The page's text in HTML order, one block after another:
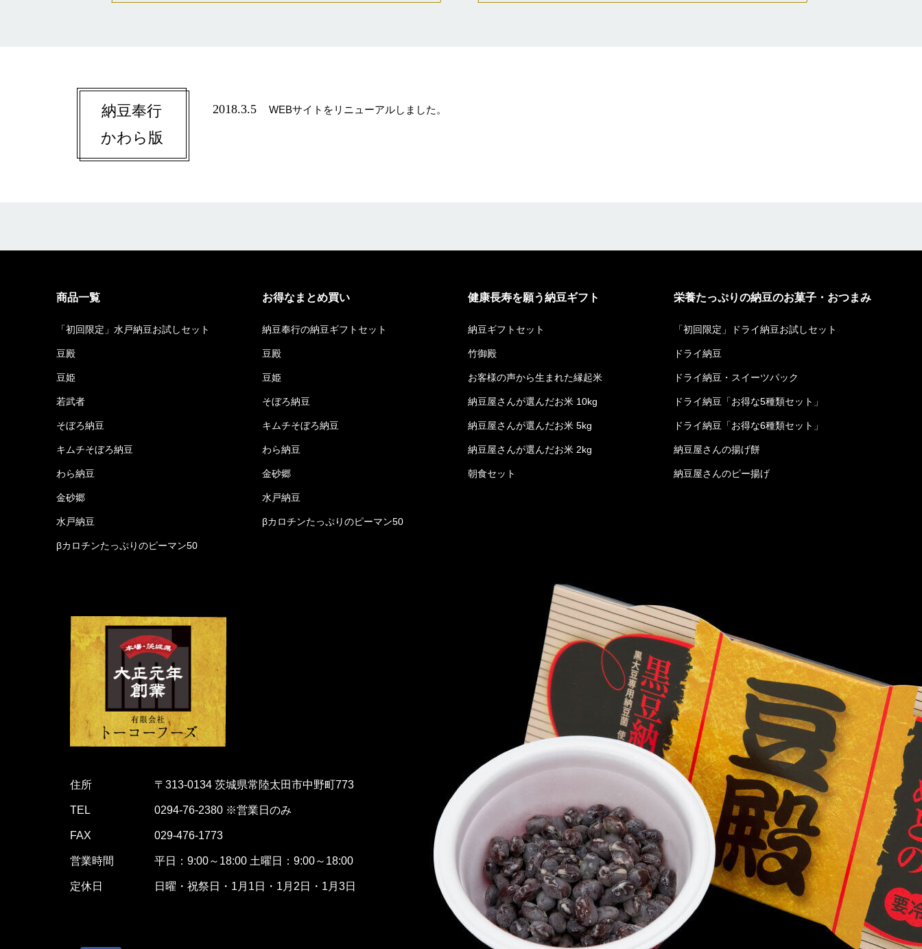
納豆奉行
かわら版
2018.3.5 WEBサイトをリニューアルしました。
商品一覧
「初回限定」水戸納豆お試しセット
豆殿
豆姫
若武者
そぼろ納豆
キムチそぼろ納豆
わら納豆
金砂郷
水戸納豆
βカロチンたっぷりのピーマン50
お得なまとめ買い
納豆奉行の納豆ギフトセット
豆殿
豆姫
そぼろ納豆
キムチそぼろ納豆
わら納豆
金砂郷
水戸納豆
βカロチンたっぷりのピーマン50
健康長寿を願う納豆ギフト
納豆ギフトセット
竹御殿
お客様の声から生まれた縁起米
納豆屋さんが選んだお米 10kg
納豆屋さんが選んだお米 5kg
納豆屋さんが選んだお米 2kg
朝食セット
栄養たっぷりの納豆のお菓子・おつまみ
「初回限定」ドライ納豆お試しセット
ドライ納豆
ドライ納豆・スイーツパック
ドライ納豆「お得な5種類セット」
ドライ納豆「お得な6種類セット」
納豆屋さんの揚げ餅
納豆屋さんのピー揚げ
住所 〒313-0134 茨城県常陸太田市中野町773
TEL 0294-76-2380 ※営業日のみ
FAX 029-476-1773
営業時間 平日：9:00～18:00 土曜日：9:00～18:00
定休日 日曜・祝祭日・1月1日・1月2日・1月3日